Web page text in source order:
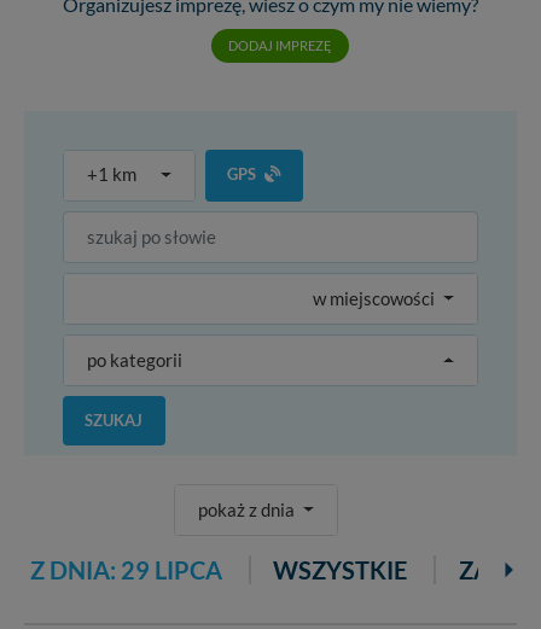
Organizujesz imprezę, wiesz o czym my nie wiemy?
DODAJ IMPREZĘ
+1 km GPS
w miejscowości
po kategorii
SZUKAJ
pokaż z dnia
Z DNIA: 29 LIPCA WSZYSTKIE ZA 3